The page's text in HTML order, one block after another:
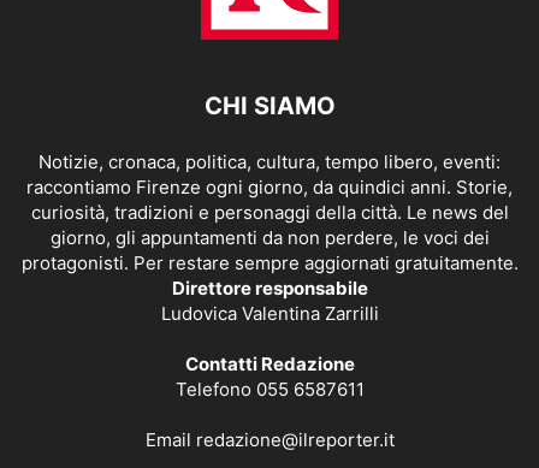
CHI SIAMO
Notizie, cronaca, politica, cultura, tempo libero, eventi:
raccontiamo Firenze ogni giorno, da quindici anni. Storie,
curiosità, tradizioni e personaggi della città. Le news del
giorno, gli appuntamenti da non perdere, le voci dei
protagonisti. Per restare sempre aggiornati gratuitamente.
Direttore responsabile
Ludovica Valentina Zarrilli
Contatti Redazione
Telefono 055 6587611
Email redazione@ilreporter.it